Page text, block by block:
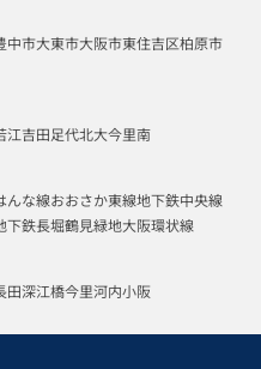
中市大東市大阪市東住吉区柏原市
江吉田足代北大今里南
んな線おおさか東線地下鉄中央線
下鉄長堀鶴見緑地大阪環状線
田深江橋今里河内小阪